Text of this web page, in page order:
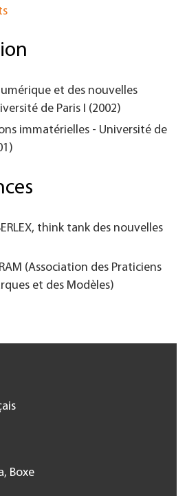
et des nouvelles
de Paris I (2002)
immatérielles - Université de
think tank des nouvelles
(Association des Praticiens
et des Modèles)
Boxe